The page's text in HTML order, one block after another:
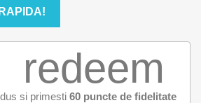
redeem
si primesti 60 puncte de fidelitate